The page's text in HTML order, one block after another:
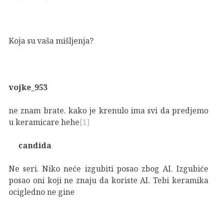
Koja su vaša mišljenja?
vojke_953
ne znam brate. kako je krenulo ima svi da predjemo
u keramicare hehe[1]
candida
Ne seri. Niko neće izgubiti posao zbog AI. Izgubiće
posao oni koji ne znaju da koriste AI. Tebi keramika
ocigledno ne gine